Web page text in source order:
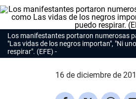
Los manifestantes portaron numerosas
"Las vidas de los negros importan", "Ni
respirar". (EFE)
16 de diciembre de